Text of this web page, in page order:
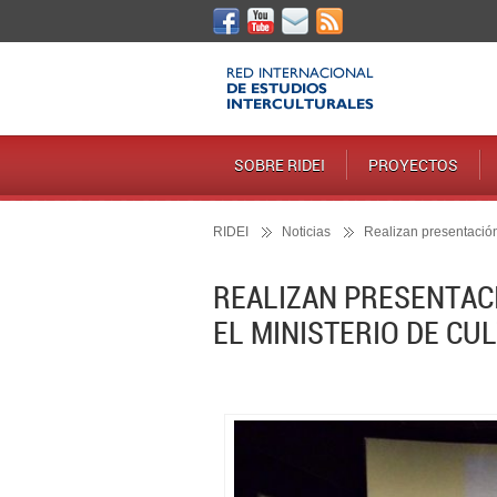
SOBRE RIDEI PROYECTOS
RIDEI Noticias Realizan
REALIZAN
EL MINISTERIO DE